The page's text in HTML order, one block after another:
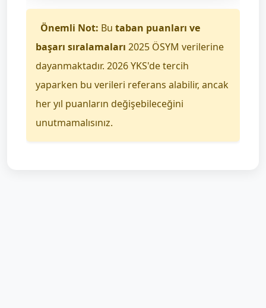
Önemli Not: Bu taban puanları ve
başarı sıralamaları 2025 ÖSYM verilerine
dayanmaktadır. 2026 YKS'de tercih
yaparken bu verileri referans alabilir, ancak
her yıl puanların değişebileceğini
unutmamalısınız.